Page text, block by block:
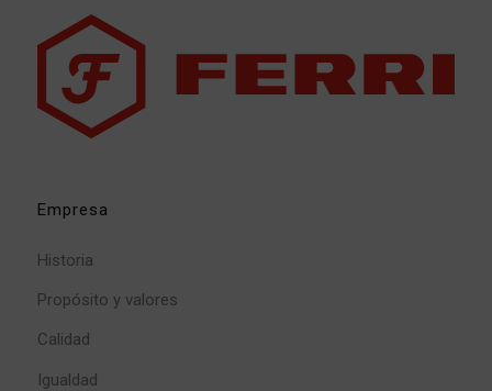
Empresa
Historia
Propósito y valores
Calidad
Igualdad